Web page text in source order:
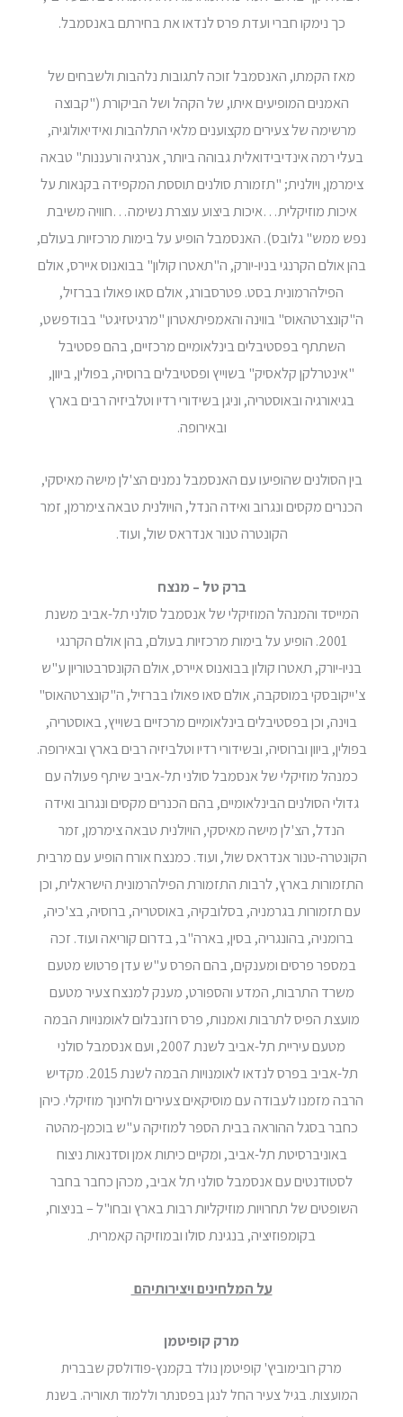
כך נימקו חברי ועדת פרס לנדאו את בחירתם באנסמבל.
מאז הקמתו, האנסמבל זוכה לתגובות נלהבות ולשבחים של
האמנים המופיעים איתו, של הקהל ושל הביקורת ("קבוצה
מרשימה של צעירים מקצוענים מלאי התלהבות ואידיאולוגיה,
בעלי רמה אינדיבידואלית גבוהה ביותר, אנרגיה ורעננות" טבאה
צימרמן, ויולנית; "תזמורת סולנים תוססת המקפידה בקנאות על
איכות מוזיקלית…איכות ביצוע עוצרת נשימה…חוויה משיבת
נפש ממש" גלובס). האנסמבל הופיע על בימות מרכזיות בעולם,
בהן אולם הקרנגי בניו-יורק, ה"תאטרו קולון" בבואנוס איירס, אולם
הפילהרמונית בסט. פטרסבורג, אולם סאו פאולו בברזיל,
ה"קונצרטהאוס" בווינה והאמפיתאטרון "מרגיטזיגט" בבודפשט,
השתתף בפסטיבלים בינלאומיים מרכזיים, בהם פסטיבל
"אינטרלקן קלאסיק" בשוייץ ופסטיבלים ברוסיה, בפולין, ביוון,
בגיאורגיה ובאוסטריה, וניגן בשידורי רדיו וטלביזיה רבים בארץ
ובאירופה.
בין הסולנים שהופיעו עם האנסמבל נמנים הצ'לן מישה מאיסקי,
הכנרים מקסים ונגרוב ואידה הנדל, הויולנית טבאה צימרמן, זמר
הקונטרה טנור אנדראס שול, ועוד.
ברק טל – מנצח
המייסד והמנהל המוזיקלי של אנסמבל סולני תל-אביב משנת
2001. הופיע על בימות מרכזיות בעולם, בהן אולם הקרנגי
בניו-יורק, תאטרו קולון בבואנוס איירס, אולם הקונסרבטוריון ע"ש
צ'ייקובסקי במוסקבה, אולם סאו פאולו בברזיל, ה"קונצרטהאוס"
בוינה, וכן בפסטיבלים בינלאומיים מרכזיים בשוייץ, באוסטריה,
בפולין, ביוון וברוסיה, ובשידורי רדיו וטלביזיה רבים בארץ ובאירופה.
כמנהל מוזיקלי של אנסמבל סולני תל-אביב שיתף פעולה עם
גדולי הסולנים הבינלאומיים, בהם הכנרים מקסים ונגרוב ואידה
הנדל, הצ'לן מישה מאיסקי, הויולנית טבאה צימרמן, זמר
הקונטרה-טנור אנדראס שול, ועוד. כמנצח אורח הופיע עם מרבית
התזמורות בארץ, לרבות התזמורת הפילהרמונית הישראלית, וכן
עם תזמורות בגרמניה, בסלובקיה, באוסטריה, ברוסיה, בצ'כיה,
ברומניה, בהונגריה, בסין, בארה"ב, בדרום קוריאה ועוד. זכה
במספר פרסים ומענקים, בהם הפרס ע"ש עדן פרטוש מטעם
משרד התרבות, המדע והספורט, מענק למנצח צעיר מטעם
מועצת הפיס לתרבות ואמנות, פרס רוזנבלום לאומנויות הבמה
מטעם עיריית תל-אביב לשנת 2007, ועם אנסמבל סולני
תל-אביב בפרס לנדאו לאומנויות הבמה לשנת 2015. מקדיש
הרבה מזמנו לעבודה עם מוסיקאים צעירים ולחינוך מוזיקלי. כיהן
כחבר בסגל ההוראה בבית הספר למוזיקה ע"ש בוכמן-מהטה
באוניברסיטת תל-אביב, ומקיים כיתות אמן וסדנאות ניצוח
לסטודנטים עם אנסמבל סולני תל אביב, מכהן כחבר בחבר
השופטים של תחרויות מוזיקליות רבות בארץ ובחו"ל – בניצוח,
בקומפוזיציה, בנגינת סולו ובמוזיקה קאמרית.
על המלחינים ויצירותיהם
מרק קופיטמן
מרק רובימוביץ' קופיטמן נולד בקמנץ-פודולסק שבברית
המועצות. בגיל צעיר החל לנגן בפסנתר וללמוד תאוריה. בשנת